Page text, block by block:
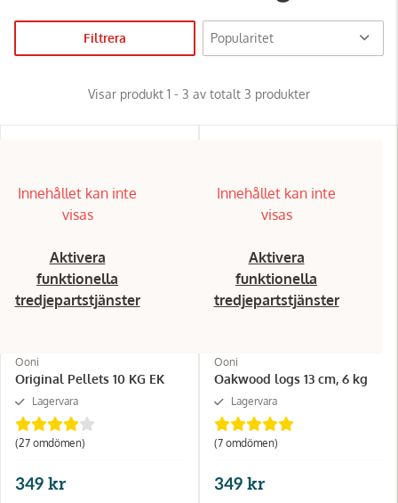
Filtrera
Visar produkt 1 - 3 av totalt 3 produkter
Innehållet kan inte
visas
Aktivera
funktionella
tredjepartstjänster
Ooni
Original Pellets 10 KG EK
Lagervara
(27 omdömen)
349 kr
Innehållet kan inte
visas
Aktivera
funktionella
tredjepartstjänster
Ooni
Oakwood logs 13 cm, 6 kg
Lagervara
(7 omdömen)
349 kr